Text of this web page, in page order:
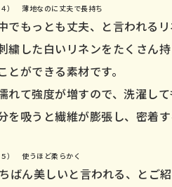
） 薄地なのに丈夫で長持ち
でもっとも丈夫、と言われる
繍した白いリネンをたくさん
とができる素材です。
れて強度が増すので、洗濯し
を吸うと繊維が膨張し、密着
） 使うほど柔らかく
ばん美しいと言われる、とご